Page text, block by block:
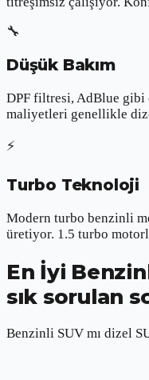
🔧
Düşük Bakım
DPF filtresi, AdBlue gibi
maliyetleri genellikle
⚡
Turbo Teknoloji
Modern turbo benzinli
üretiyor. 1.5 turbo
En İyi
sık sorulan
Benzinli SUV mı dizel